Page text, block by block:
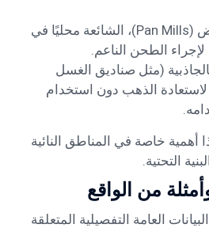
استخدام مطاحن الأحواض (Pan Mills)، الشائعة محليًا في
لإجراء الطحن الناعم.
(مثل صناديق الغسل
الذهب دون استخدام
أهمية خاصة في المناطق النائية
التحتية.
العامة التفصيلية المتعلقة